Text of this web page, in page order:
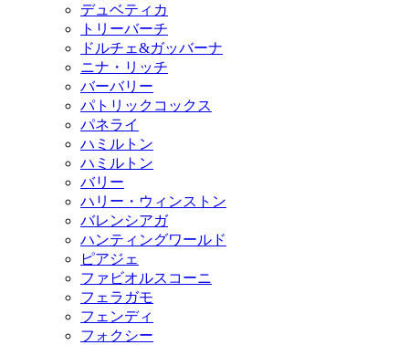
デュベティカ
トリーバーチ
ドルチェ&ガッバーナ
ニナ・リッチ
バーバリー
パトリックコックス
パネライ
ハミルトン
ハミルトン
バリー
ハリー・ウィンストン
バレンシアガ
ハンティングワールド
ピアジェ
ファビオルスコーニ
フェラガモ
フェンディ
フォクシー